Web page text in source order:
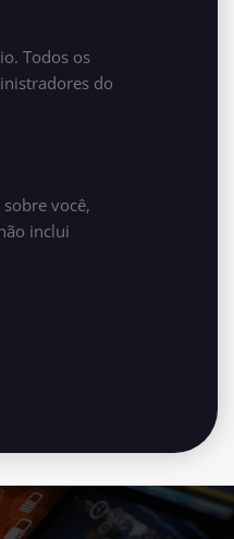
Todos os
do
você,
inclui